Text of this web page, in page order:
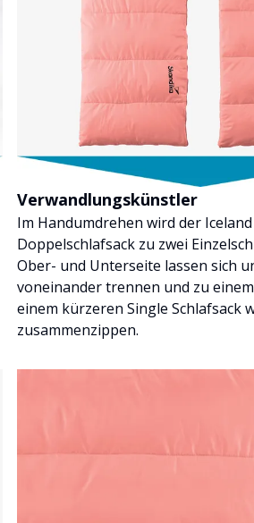
Verwandlungskünstler
Im Handumdrehen wird der
Doppelschlafsack zu zwei
Ober- und Unterseite lassen sich
voneinander trennen und zu
einem kürzeren Single Schlafsack
zusammenzippen.